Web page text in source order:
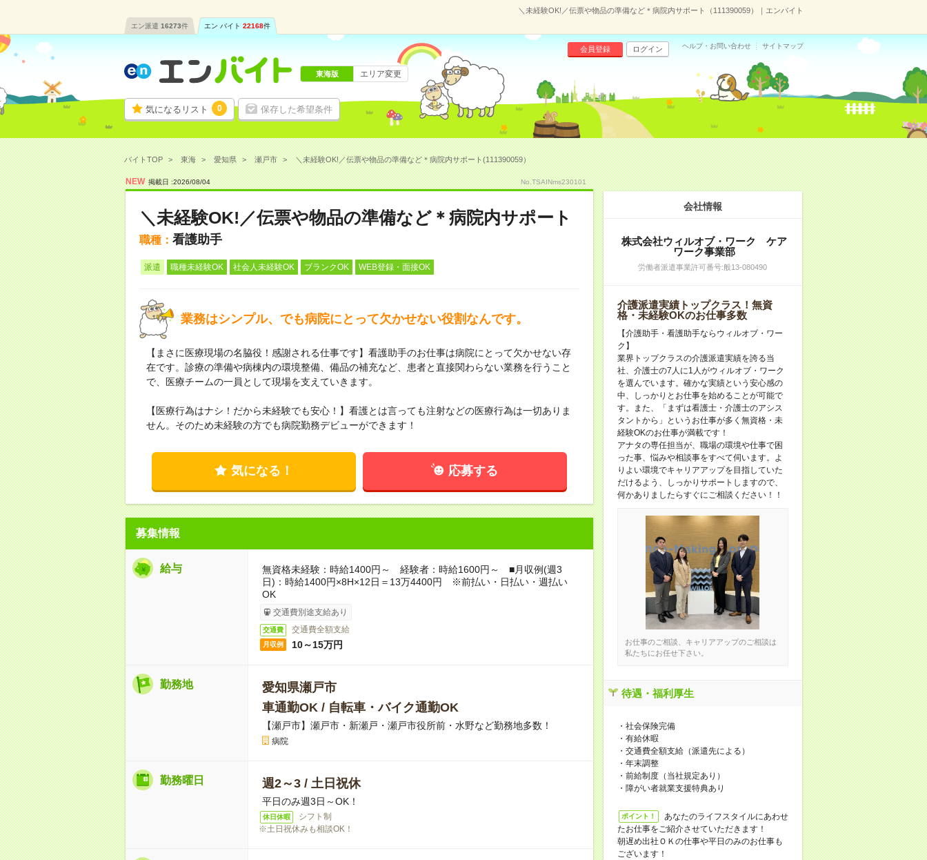
＼未経験OK!／伝票や物品の準備など＊病院内サポート（111390059）｜エンバイト
エン派遣 16273件 エン バイト 22168件
気になるリスト 0 保存した希望条件
会員登録 ログイン ヘルプ・お問い合わせ サイトマップ
東海版 エリア変更
バイトTOP 東海 愛知県 瀬戸市 ＼未経験OK!／伝票や物品の準備など＊病院内サポート(111390059）
NEW 掲載日 :2026/08/04 No.TSAINms230101
＼未経験OK!／伝票や物品の準備など＊病院内サポート
職種： 看護助手
派遣 職種未経験OK 社会人未経験OK ブランクOK WEB登録・面接OK
業務はシンプル、でも病院にとって欠かせない役割なんです。
【まさに医療現場の名脇役！感謝される仕事です】看護助手のお仕事は病院にとって欠かせない存
在です。診療の準備や病棟内の環境整備、備品の補充など、患者と直接関わらない業務を行うこと
で、医療チームの一員として現場を支えていきます。
【医療行為はナシ！だから未経験でも安心！】看護とは言っても注射などの医療行為は一切ありま
せん。そのため未経験の方でも病院勤務デビューができます！
気になる！ 応募する
募集情報
給与
無資格未経験：時給1400円～ 経験者：時給1600円～ ■月収例(週3
日)：時給1400円×8H×12日＝13万4400円 ※前払い・日払い・週払い
OK
交通費別途支給あり
交通費 交通費全額支給
月収例 10～15万円
勤務地
愛知県瀬戸市
車通勤OK / 自転車・バイク通勤OK
【瀬戸市】瀬戸市・新瀬戸・瀬戸市役所前・水野など勤務地多数！
病院
勤務曜日 週2～3 / 土日祝休
平日のみ週3日～OK！
休日休暇
シフト制
※土日祝休みも相談OK！
会社情報
株式会社ウィルオブ・ワーク ケア
ワーク事業部
労働者派遣事業許可番号:般13‐080490
介護派遣実績トップクラス！無資
格・未経験OKのお仕事多数
【介護助手・看護助手ならウィルオブ・ワー
ク】
業界トップクラスの介護派遣実績を誇る当
社、介護士の7人に1人がウィルオブ・ワーク
を選んでいます。確かな実績という安心感の
中、しっかりとお仕事を始めることが可能で
す。また、「まずは看護士・介護士のアシス
タントから」というお仕事が多く無資格・未
経験OKのお仕事が満載です！
アナタの専任担当が、職場の環境や仕事で困
った事、悩みや相談事をすべて伺います。よ
りよい環境でキャリアアップを目指していた
だけるよう、しっかりサポートしますので、
何かありましたらすぐにご相談ください！！
お仕事のご相談、キャリアアップのご相談は
私たちにお任せ下さい。
待遇・福利厚生
・社会保険完備
・有給休暇
・交通費全額支給（派遣先による）
・年末調整
・前給制度（当社規定あり）
・障がい者就業支援特典あり
ポイント！
あなたのライフスタイルにあわせ
たお仕事をご紹介させていただきます！
朝遅め出社ＯＫの仕事や平日のみのお仕事も
ございます！